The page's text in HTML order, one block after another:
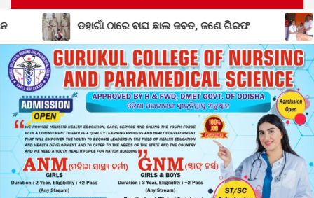
ଜବତ, ଜଣେ ଗିରଫ ବିଦ୍ୟାଳୟରସ୍ତରୀୟ ଜ୍ଞାନ ବିଜ୍ଞାନ ମେଳା